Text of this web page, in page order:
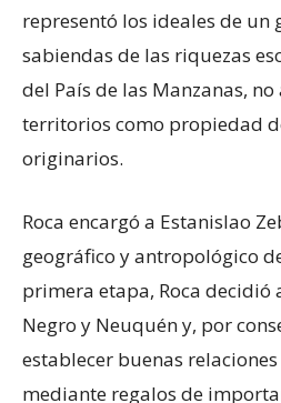
representó los ideales de un
sabiendas de las riquezas
del País de las Manzanas,
territorios como propiedad
originarios.
Roca encargó a Estanislao
geográfico y antropológico
primera etapa, Roca decidió
Negro y Neuquén y, por
establecer buenas
mediante regalos de